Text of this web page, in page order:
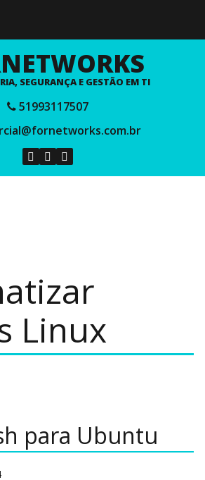
SEGURANÇA E GESTÃO EM TI
51993117507
Linux
para Ubuntu